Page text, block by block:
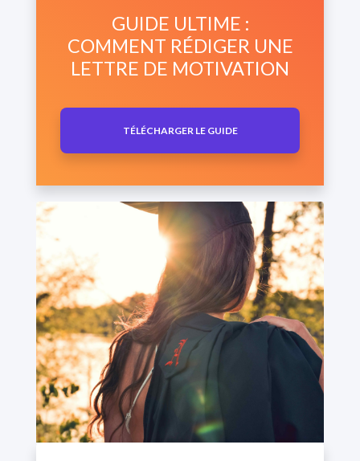
GUIDE ULTIME :
COMMENT RÉDIGER UNE
LETTRE DE MOTIVATION
TÉLÉCHARGER LE GUIDE